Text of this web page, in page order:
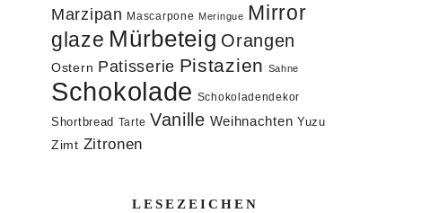
Marzipan Mascarpone Meringue Mirror
glaze Mürbeteig Orangen
Ostern Patisserie Pistazien Sahne
Schokolade Schokoladendekor
Shortbread Tarte Vanille Weihnachten Yuzu
Zimt Zitronen
LESEZEICHEN